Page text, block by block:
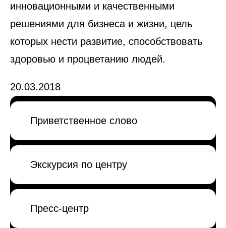
Приветственное слово
Экскурсия по центру
Пресс-центр
инновационными и качественными
решениями для бизнеса и жизни, цель
которых нести развитие, способствовать
здоровью и процветанию людей.
20.03.2018